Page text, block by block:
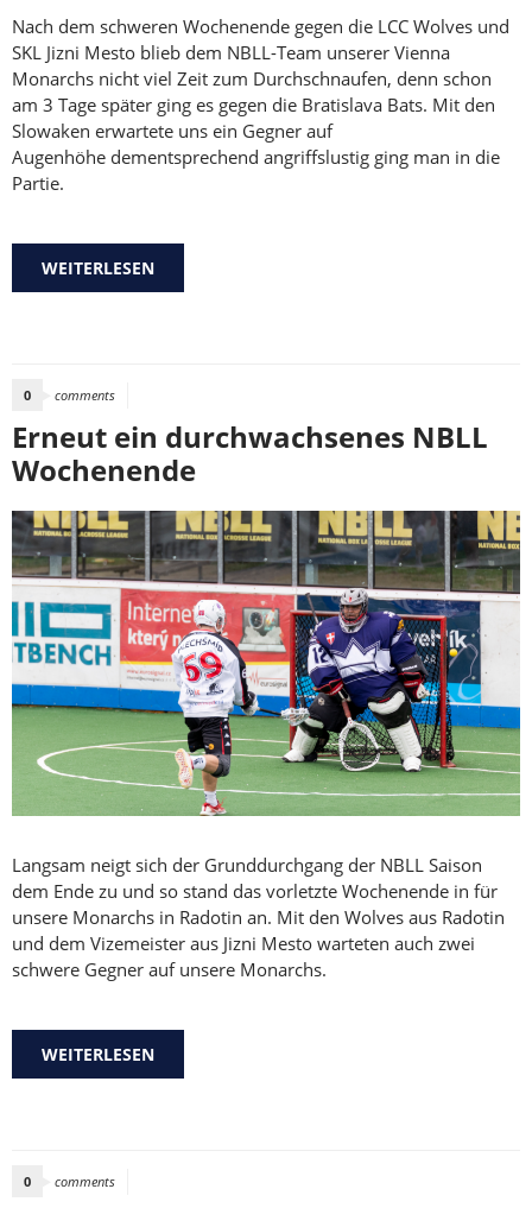
Nach dem schweren Wochenende gegen die LCC Wolves und
SKL Jizni Mesto blieb dem NBLL-Team unserer Vienna
Monarchs nicht viel Zeit zum Durchschnaufen, denn schon
am 3 Tage später ging es gegen die Bratislava Bats. Mit den
Slowaken erwartete uns ein Gegner auf
Augenhöhe dementsprechend angriffslustig ging man in die
Partie.
WEITERLESEN
NIEDERLAGE GEGEN DIE BATS
0 comments
Erneut ein durchwachsenes NBLL
Wochenende
Langsam neigt sich der Grunddurchgang der NBLL Saison
dem Ende zu und so stand das vorletzte Wochenende in für
unsere Monarchs in Radotin an. Mit den Wolves aus Radotin
und dem Vizemeister aus Jizni Mesto warteten auch zwei
schwere Gegner auf unsere Monarchs.
WEITERLESEN
WOCHENENDE
0 comments